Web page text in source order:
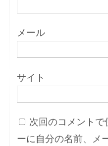
メール
サイト
次回のコメント
ーに自分の名前、メ